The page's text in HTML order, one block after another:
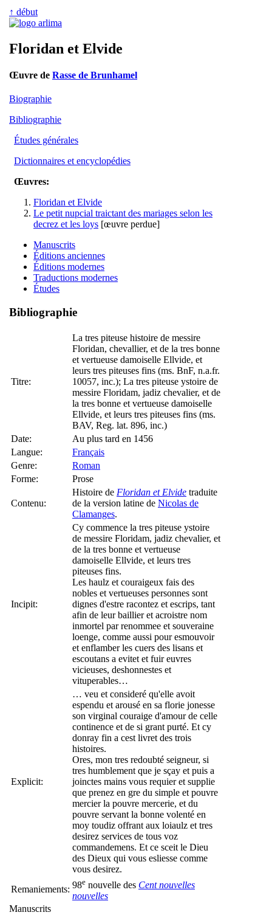
↑ début
Floridan et Elvide
Œuvre de Rasse de Brunhamel
Biographie
Bibliographie
Études générales
Dictionnaires et encyclopédies
Œuvres:
Floridan et Elvide
Le petit nupcial traictant des mariages selon les
decrez et les loys [œuvre perdue]
Manuscrits
Éditions anciennes
Éditions modernes
Traductions modernes
Études
Bibliographie
Titre:
La tres piteuse histoire de messire
Floridan, chevallier, et de la tres bonne
et vertueuse damoiselle Ellvide, et
leurs tres piteuses fins (ms. BnF, n.a.fr.
10057, inc.); La tres piteuse ystoire de
messire Floridam, jadiz chevalier, et de
la tres bonne et vertueuse damoiselle
Ellvide, et leurs tres piteuses fins (ms.
BAV, Reg. lat. 896, inc.)
Date:
Au plus tard en 1456
Langue:
Français
Genre:
Roman
Forme:
Prose
Contenu:
Histoire de Floridan et Elvide traduite
de la version latine de Nicolas de
Clamanges.
Incipit:
Cy commence la tres piteuse ystoire
de messire Floridam, jadiz chevalier, et
de la tres bonne et vertueuse
damoiselle Ellvide, et leurs tres
piteuses fins.
Les haulz et couraigeux fais des
nobles et vertueuses personnes sont
dignes d'estre racontez et escrips, tant
afin de leur baillier et acroistre nom
inmortel par renommee et souveraine
loenge, comme aussi pour esmouvoir
et enflamber les cuers des lisans et
escoutans a evitet et fuir euvres
vicieuses, deshonnestes et
vituperables…
Explicit:
… veu et consideré qu'elle avoit
espendu et arousé en sa florie jonesse
son virginal couraige d'amour de celle
continence et de si grant purté. Et cy
donray fin a cest livret des trois
histoires.
Ores, mon tres redoubté seigneur, si
tres humblement que je sçay et puis a
joinctes mains vous requier et supplie
que prenez en gre du simple et pouvre
mercier la pouvre mercerie, et du
pouvre servant la bonne volenté en
moy toudiz offrant aux loiaulz et tres
desirez services de tous voz
commandemens. Et ce sceit le Dieu
des Dieux qui vous esliesse comme
vous desirez.
Remaniements: 98e nouvelle des Cent nouvelles
nouvelles
Manuscrits